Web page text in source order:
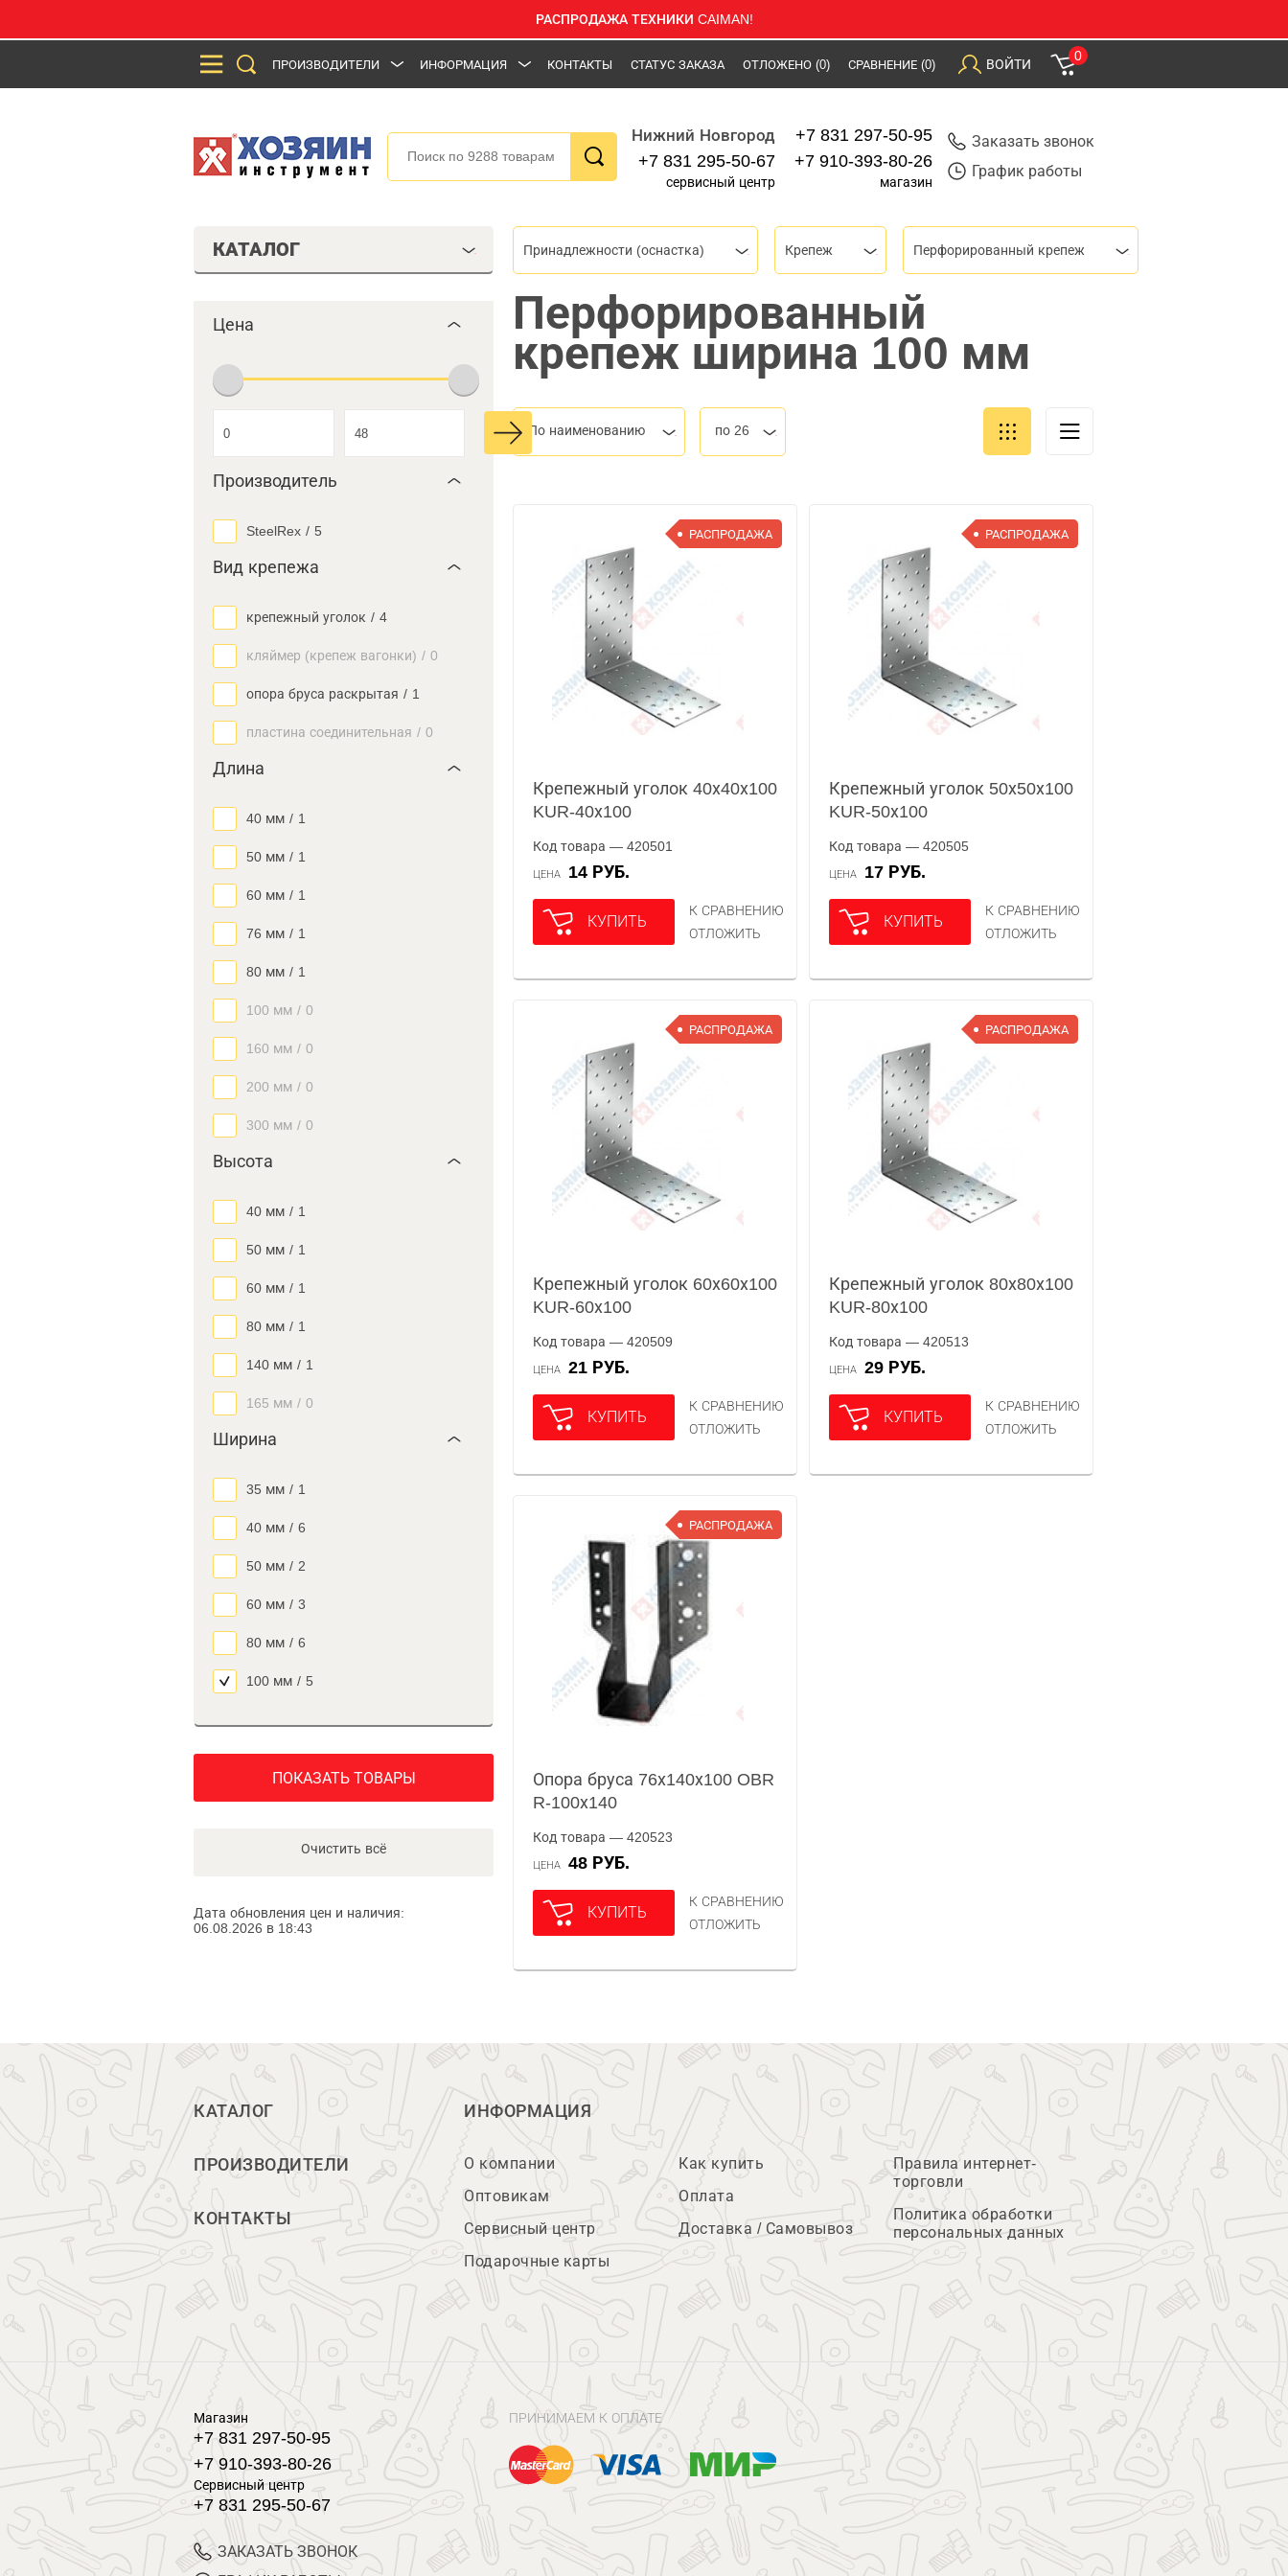
РАСПРОДАЖА ТЕХНИКИ CAIMAN!
ПРОИЗВОДИТЕЛИ ИНФОРМАЦИЯ КОНТАКТЫ СТАТУС ЗАКАЗА ОТЛОЖЕНО (0) СРАВНЕНИЕ (0) ВОЙТИ
0
Нижний Новгород
+7 831 295-50-67
сервисный центр
+7 831 297-50-95
+7 910-393-80-26
магазин
Заказать звонок
График работы
КАТАЛОГ
Цена
Производитель
SteelRex / 5
Вид крепежа
крепежный уголок / 4
кляймер (крепеж вагонки) / 0
опора бруса раскрытая / 1
пластина соединительная / 0
Длина
40 мм / 1
50 мм / 1
60 мм / 1
76 мм / 1
80 мм / 1
100 мм / 0
160 мм / 0
200 мм / 0
300 мм / 0
Высота
40 мм / 1
50 мм / 1
60 мм / 1
80 мм / 1
140 мм / 1
165 мм / 0
Ширина
35 мм / 1
40 мм / 6
50 мм / 2
60 мм / 3
80 мм / 6
100 мм / 5
ПОКАЗАТЬ ТОВАРЫ
Очистить всё
Дата обновления цен и наличия:
06.08.2026 в 18:43
Принадлежности (оснастка) Крепеж Перфорированный крепеж
Перфорированный
крепеж ширина 100 мм
По наименованию по 26
РАСПРОДАЖА
Крепежный уголок 40х40х100
KUR-40х100
Код товара — 420501
ЦЕНА 14 РУБ.
КУПИТЬ
К СРАВНЕНИЮ
ОТЛОЖИТЬ
РАСПРОДАЖА
Крепежный уголок 50х50х100
KUR-50х100
Код товара — 420505
ЦЕНА 17 РУБ.
КУПИТЬ
К СРАВНЕНИЮ
ОТЛОЖИТЬ
РАСПРОДАЖА
Крепежный уголок 60х60х100
KUR-60х100
Код товара — 420509
ЦЕНА 21 РУБ.
КУПИТЬ
К СРАВНЕНИЮ
ОТЛОЖИТЬ
РАСПРОДАЖА
Крепежный уголок 80х80х100
KUR-80х100
Код товара — 420513
ЦЕНА 29 РУБ.
КУПИТЬ
К СРАВНЕНИЮ
ОТЛОЖИТЬ
РАСПРОДАЖА
Опора бруса 76х140х100 OBR
R-100х140
Код товара — 420523
ЦЕНА 48 РУБ.
КУПИТЬ
К СРАВНЕНИЮ
ОТЛОЖИТЬ
КАТАЛОГ
ПРОИЗВОДИТЕЛИ
КОНТАКТЫ
ИНФОРМАЦИЯ
О компании
Оптовикам
Сервисный центр
Подарочные карты
Как купить
Оплата
Доставка / Самовывоз
Правила интернет-
торговли
Политика обработки
персональных данных
Магазин
+7 831 297-50-95
+7 910-393-80-26
Сервисный центр
+7 831 295-50-67
ЗАКАЗАТЬ ЗВОНОК
ПРИНИМАЕМ К ОПЛАТЕ